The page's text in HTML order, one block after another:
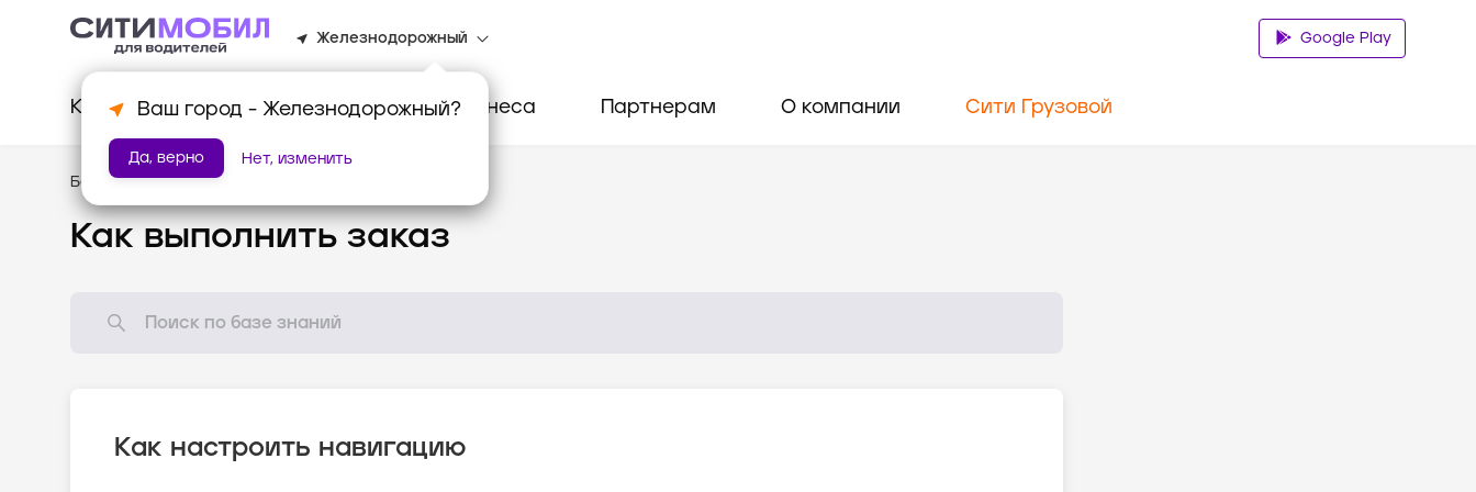
Железнодорожный
Ваш город - Железнодорожный?
Да, верно Нет, изменить
Google Play
Клиентам Водителям Для бизнеса Партнерам О компании Сити Грузовой
База знаний /Как всё устроено?
Как выполнить заказ
Как настроить навигацию